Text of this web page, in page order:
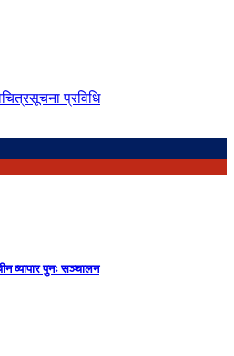
सूचना प्रविधि
व्यापार पुनः सञ्चालन